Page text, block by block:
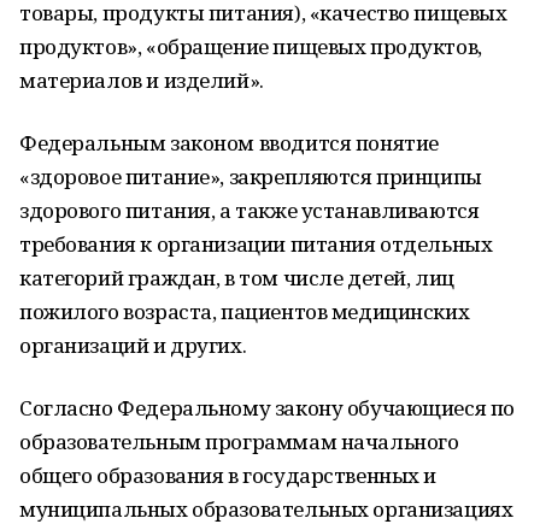
товары, продукты питания), «качество пищевых
продуктов», «обращение пищевых продуктов,
материалов и изделий».
Федеральным законом вводится понятие
«здоровое питание», закрепляются принципы
здорового питания, а также устанавливаются
требования к организации питания отдельных
категорий граждан, в том числе детей, лиц
пожилого возраста, пациентов медицинских
организаций и других.
Согласно Федеральному закону обучающиеся по
образовательным программам начального
общего образования в государственных и
муниципальных образовательных организациях